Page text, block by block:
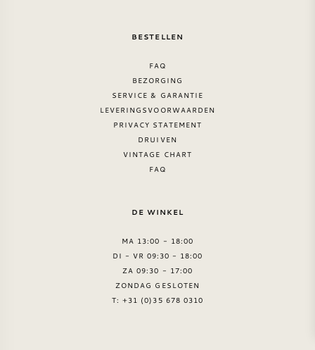
BESTELLEN
FAQ
BEZORGING
SERVICE & GARANTIE
LEVERINGSVOORWAARDEN
PRIVACY STATEMENT
DRUIVEN
VINTAGE CHART
FAQ
DE WINKEL
MA 13:00 - 18:00
DI - VR 09:30 - 18:00
ZA 09:30 - 17:00
ZONDAG GESLOTEN
T: +31 (0)35 678 0310